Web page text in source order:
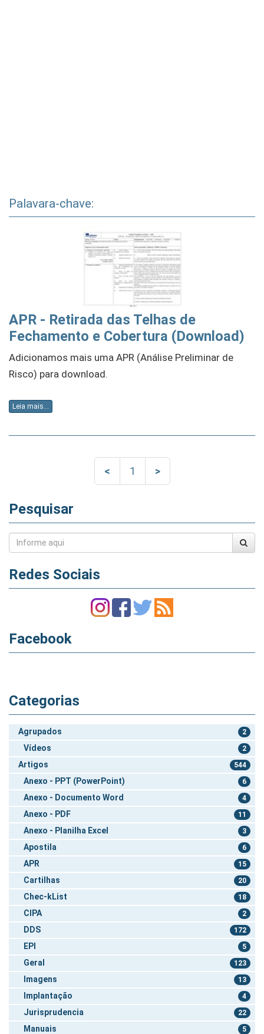
Palavara-chave:
APR - Retirada das Telhas de
Fechamento e Cobertura (Download)
Adicionamos mais uma APR (Análise Preliminar de
Risco) para download.
Leia mais...
< 1 >
Pesquisar
Redes Sociais
Facebook
Categorias
Agrupados 2
Vídeos 2
Artigos 544
Anexo - PPT (PowerPoint) 6
Anexo - Documento Word 4
Anexo - PDF 11
Anexo - Planilha Excel 3
Apostila 6
APR 15
Cartilhas 20
Chec-kList 18
CIPA 2
DDS 172
EPI 5
Geral 123
Imagens 13
Implantação 4
Jurisprudencia 22
Manuais 5